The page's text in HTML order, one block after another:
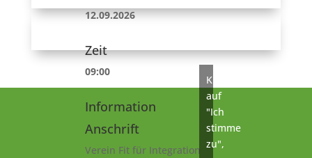
12.09.2026
Zeit
09:00
Information
Anschrift
Verein Fit für Integration
Klicke
auf
"Ich
stimme
zu",